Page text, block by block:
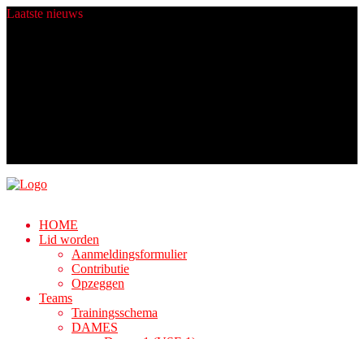
Laatste nieuws
HOME
Lid worden
Aanmeldingsformulier
Contributie
Opzeggen
Teams
Trainingsschema
DAMES